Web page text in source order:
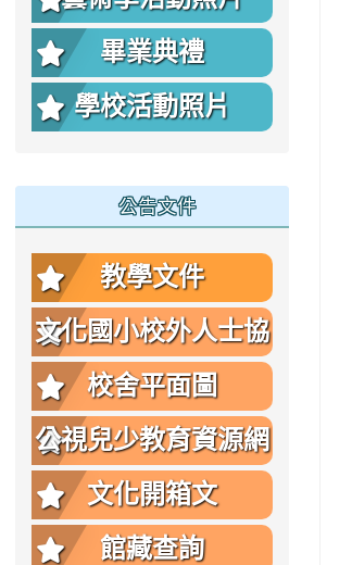
畢業典禮
學校活動照片
公告文件
教學文件
文化國小校外人士協
助教學或活動要點
校舍平面圖
公視兒少教育資源網
文化開箱文
館藏查詢